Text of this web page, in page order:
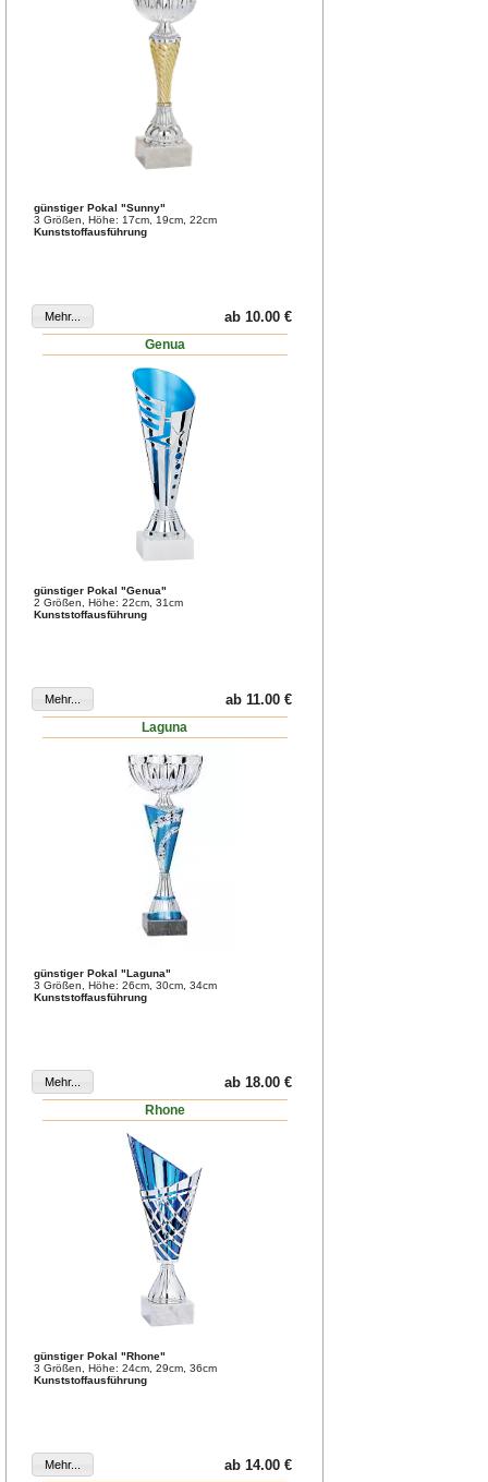
günstiger Pokal "Sunny"
3 Größen, Höhe: 17cm, 19cm, 22cm
Kunststoffausführung
ab 10.00 €
Genua
günstiger Pokal "Genua"
2 Größen, Höhe: 22cm, 31cm
Kunststoffausführung
ab 11.00 €
Laguna
günstiger Pokal "Laguna"
3 Größen, Höhe: 26cm, 30cm, 34cm
Kunststoffausführung
ab 18.00 €
Rhone
günstiger Pokal "Rhone"
3 Größen, Höhe: 24cm, 29cm, 36cm
Kunststoffausführung
ab 14.00 €